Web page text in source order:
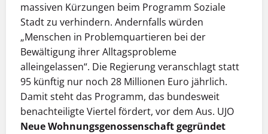
massiven Kürzungen beim Programm Soziale
Stadt zu verhindern. Andernfalls würden
„Menschen in Problemquartieren bei der
Bewältigung ihrer Alltagsprobleme
alleingelassen“. Die Regierung veranschlagt statt
95 künftig nur noch 28 Millionen Euro jährlich.
Damit steht das Programm, das bundesweit
benachteiligte Viertel fördert, vor dem Aus. UJO
Neue Wohnungsgenossenschaft gegründet